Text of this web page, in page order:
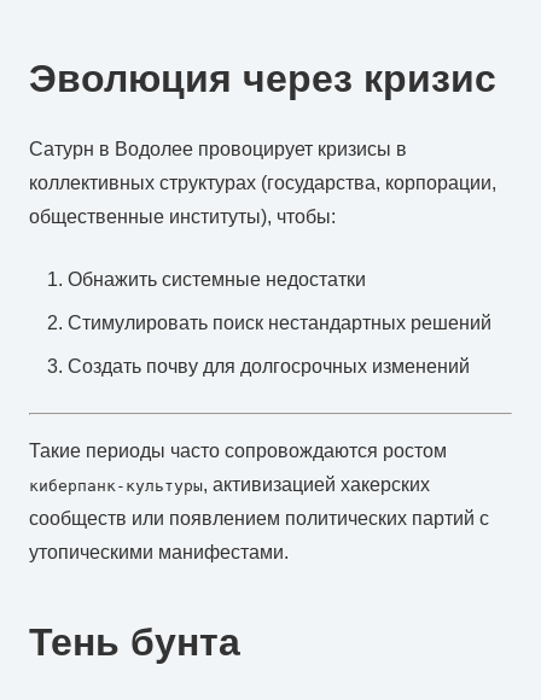
Эволюция через кризис
Сатурн в Водолее провоцирует кризисы в
коллективных структурах (государства, корпорации,
общественные институты), чтобы:
Обнажить системные недостатки
Стимулировать поиск нестандартных решений
Создать почву для долгосрочных изменений
Такие периоды часто сопровождаются ростом
киберпанк-культуры, активизацией хакерских
сообществ или появлением политических партий с
утопическими манифестами.
Тень бунта